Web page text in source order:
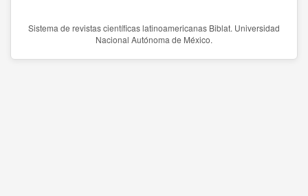
Sistema de revistas científicas latinoamericanas Biblat. Universidad
Nacional Autónoma de México.